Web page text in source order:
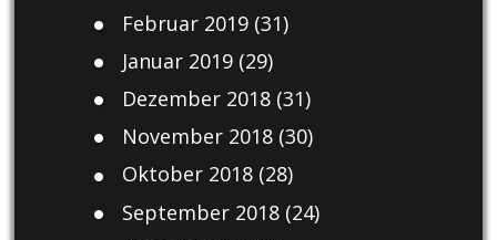
Februar 2019(31)
Januar 2019(29)
Dezember 2018(31)
November 2018(30)
Oktober 2018(28)
September 2018(24)